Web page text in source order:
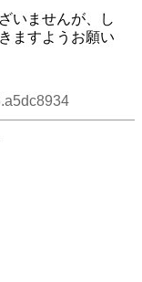
いませんが、し
ますようお願い